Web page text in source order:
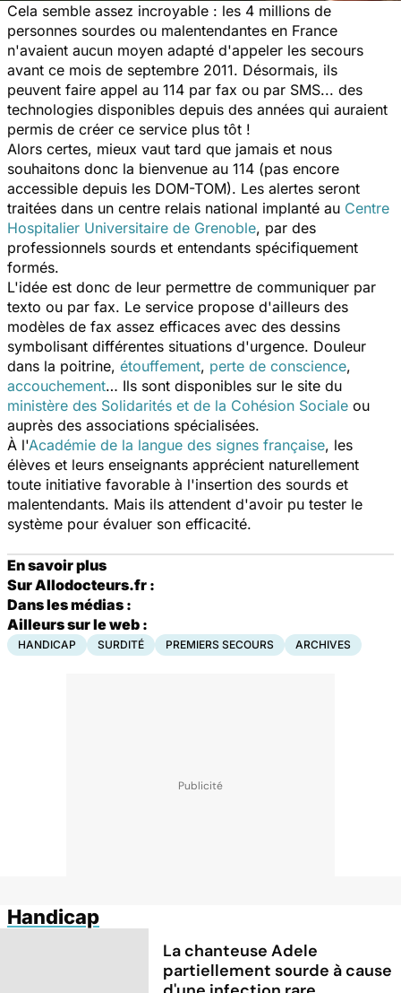
Cela semble assez incroyable : les 4 millions de
personnes sourdes ou malentendantes en France
n'avaient aucun moyen adapté d'appeler les secours
avant ce mois de septembre 2011. Désormais, ils
peuvent faire appel au 114 par fax ou par SMS... des
technologies disponibles depuis des années qui auraient
permis de créer ce service plus tôt !
Alors certes, mieux vaut tard que jamais et nous
souhaitons donc la bienvenue au 114 (pas encore
accessible depuis les DOM-TOM). Les alertes seront
traitées dans un centre relais national implanté au Centre
Hospitalier Universitaire de Grenoble, par des
professionnels sourds et entendants spécifiquement
formés.
L'idée est donc de leur permettre de communiquer par
texto ou par fax. Le service propose d'ailleurs des
modèles de fax assez efficaces avec des dessins
symbolisant différentes situations d'urgence. Douleur
dans la poitrine, étouffement, perte de conscience,
accouchement… Ils sont disponibles sur le site du
ministère des Solidarités et de la Cohésion Sociale ou
auprès des associations spécialisées.
À l'Académie de la langue des signes française, les
élèves et leurs enseignants apprécient naturellement
toute initiative favorable à l'insertion des sourds et
malentendants. Mais ils attendent d'avoir pu tester le
système pour évaluer son efficacité.
En savoir plus
Sur Allodocteurs.fr :
Dans les médias :
Ailleurs sur le web :
HANDICAP SURDITÉ PREMIERS SECOURS ARCHIVES
Handicap
La chanteuse Adele
partiellement sourde à cause